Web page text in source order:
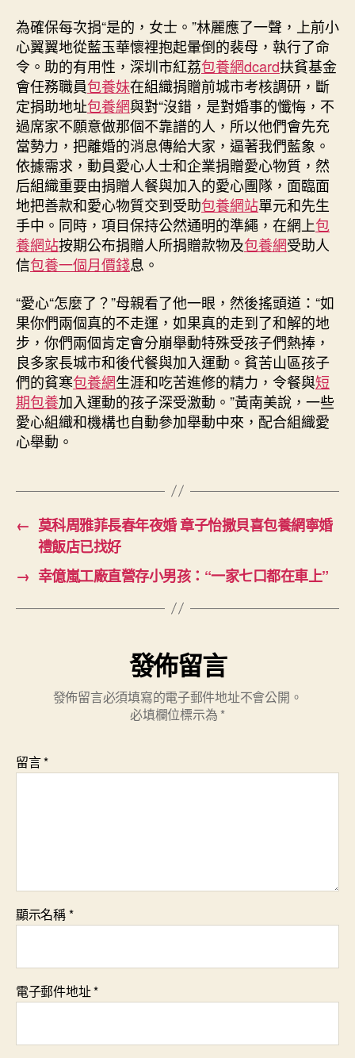
為確保每次捐“是的，女士。”林麗應了一聲，上前小
心翼翼地從藍玉華懷裡抱起暈倒的裴母，執行了命
令。助的有用性，深圳市紅荔包養網dcard扶貧基金
會任務職員包養妹在組織捐贈前城市考核調研，斷
定捐助地址包養網與對“沒錯，是對婚事的懺悔，不
過席家不願意做那個不靠譜的人，所以他們會先充
當勢力，把離婚的消息傳給大家，逼著我們藍象。
依據需求，動員愛心人士和企業捐贈愛心物質，然
后組織重要由捐贈人餐與加入的愛心團隊，面臨面
地把善款和愛心物質交到受助包養網站單元和先生
手中。同時，項目保持公然通明的準繩，在網上包
養網站按期公布捐贈人所捐贈款物及包養網受助人
信包養一個月價錢息。
“愛心“怎麼了？”母親看了他一眼，然後搖頭道：“如
果你們兩個真的不走運，如果真的走到了和解的地
步，你們兩個肯定會分崩舉動特殊受孩子們熱捧，
良多家長城市和後代餐與加入運動。貧苦山區孩子
們的貧寒包養網生涯和吃苦進修的精力，令餐與短
期包養加入運動的孩子深受激動。”黃南美說，一些
愛心組織和機構也自動參加舉動中來，配合組織愛
心舉動。
← 莫科周雅菲長春年夜婚 章子怡撒貝喜包養網寧婚
禮飯店已找好
→ 幸億嵐工廠直營存小男孩：“一家七口都在車上”
發佈留言
發佈留言必須填寫的電子郵件地址不會公開。
必填欄位標示為 *
留言*
顯示名稱*
電子郵件地址*